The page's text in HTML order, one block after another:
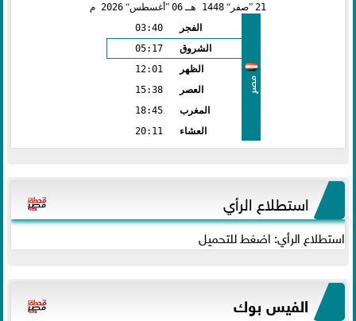
21
صفر 1448 هـ 06 أغسطس 2026 م
مصر
الفجر
03:40
الشروق
05:17
الظهر
12:01
العصر
15:38
المغرب
18:45
العشاء
20:11
استطلاع الرأي
استطلاع الرأي: اضغط للتحميل
الفيس بوك